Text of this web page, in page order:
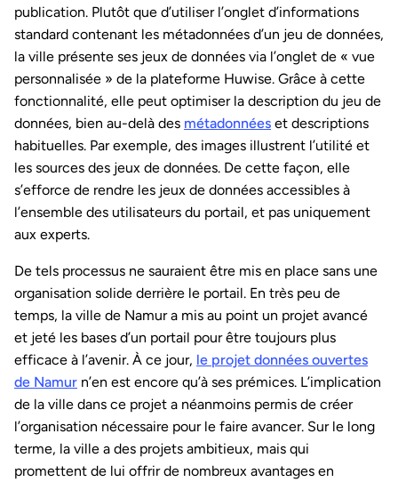
publication. Plutôt que d’utiliser l’onglet d’informations
standard contenant les métadonnées d’un jeu de données,
la ville présente ses jeux de données via l’onglet de « vue
personnalisée » de la plateforme Huwise. Grâce à cette
fonctionnalité, elle peut optimiser la description du jeu de
données, bien au-delà des métadonnées et descriptions
habituelles. Par exemple, des images illustrent l’utilité et
les sources des jeux de données. De cette façon, elle
s’efforce de rendre les jeux de données accessibles à
l’ensemble des utilisateurs du portail, et pas uniquement
aux experts.
De tels processus ne sauraient être mis en place sans une
organisation solide derrière le portail. En très peu de
temps, la ville de Namur a mis au point un projet avancé
et jeté les bases d’un portail pour être toujours plus
efficace à l’avenir. À ce jour, le projet données ouvertes
de Namur n’en est encore qu’à ses prémices. L’implication
de la ville dans ce projet a néanmoins permis de créer
l’organisation nécessaire pour le faire avancer. Sur le long
terme, la ville a des projets ambitieux, mais qui
promettent de lui offrir de nombreux avantages en